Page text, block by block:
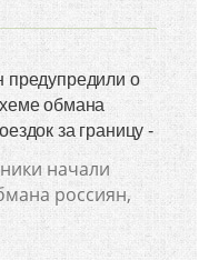
предупредили о
обмана
за границу -
начали
россиян,